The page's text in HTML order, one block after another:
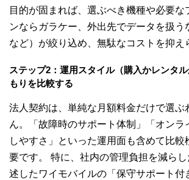
目的が固まれば、選ぶべき機種や必要な
ンならガラケー、外出先でデータを扱う
など）が絞り込め、無駄なコストを抑え
ステップ2：運用スタイル（購入かレンタ
もりを比較する
法人契約は、単純な月額料金だけで選ぶ
ん。「故障時のサポート体制」「オンラ
しやすさ」といった運用面も含めて比較
要です。 特に、社内の管理負担を減ら
述したワイモバイルの「保守サポート付